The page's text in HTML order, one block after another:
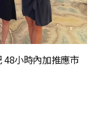
48小時內加推應市